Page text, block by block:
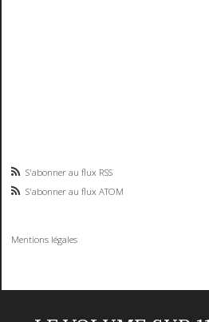
S'abonner au flux RSS
S'abonner au flux ATOM
Mentions légales